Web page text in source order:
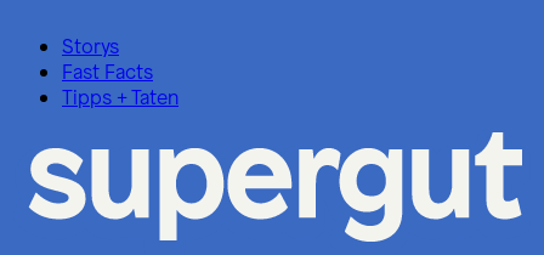
Storys
Fast Facts
Tipps + Taten